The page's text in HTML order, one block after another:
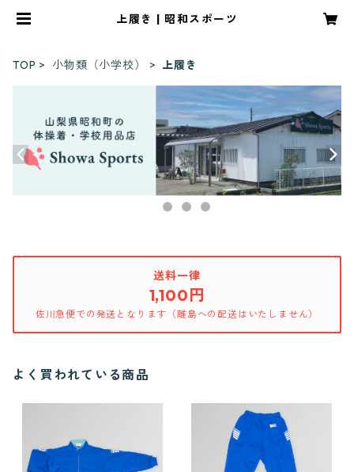
上履き | 昭和スポーツ
TOP 小物類（小学校） 上履き
送料一律
1,100円
佐川急便での発送となります（離島への配送はいたしません）
よく買われている商品